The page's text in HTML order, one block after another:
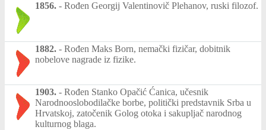
1856. - Rođen Georgij Valentinovič Plehanov, ruski filozof.
1882. - Rođen Maks Born, nemački fizičar, dobitnik
nobelove nagrade iz fizike.
1903. - Rođen Stanko Opačić Ćanica, učesnik
Narodnooslobodilačke borbe, politički predstavnik Srba u
Hrvatskoj, zatočenik Golog otoka i sakupljač narodnog
kulturnog blaga.